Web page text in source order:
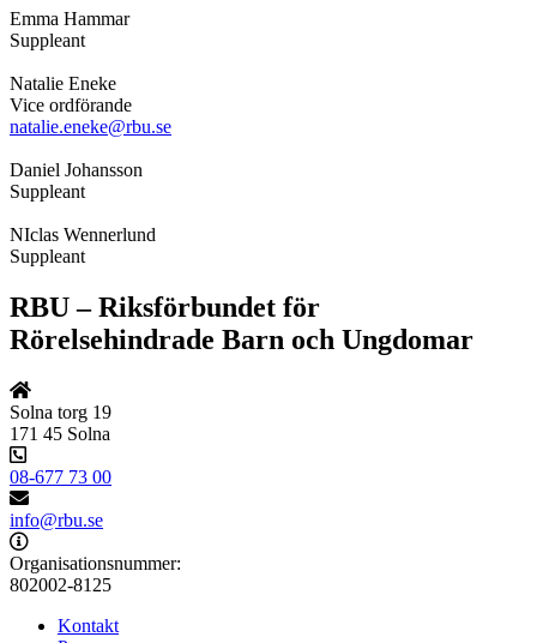
Emma Hammar
Suppleant
Natalie Eneke
Vice ordförande
natalie.eneke@rbu.se
Daniel Johansson
Suppleant
NIclas Wennerlund
Suppleant
RBU – Riksförbundet för
Rörelsehindrade Barn och Ungdomar
Solna torg 19
171 45 Solna
08-677 73 00
info@rbu.se
Organisationsnummer:
802002-8125
Kontakt